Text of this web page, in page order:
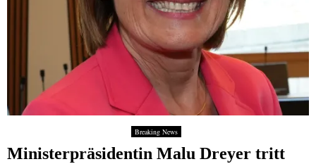
Breaking News
Ministerpräsidentin Malu Dreyer tritt